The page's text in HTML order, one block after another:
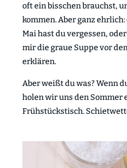
oft ein bisschen brauchst,
kommen. Aber ganz
Mai hast du vergessen,
mir die graue Suppe vor
erklären.
Aber weißt du was? Wenn
holen wir uns den Sommer
Frühstückstisch.